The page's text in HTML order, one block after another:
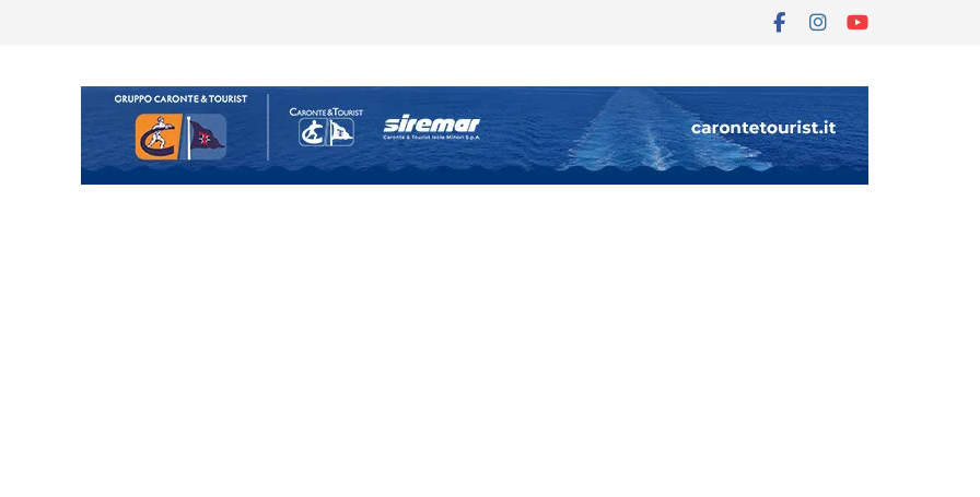
il ritiro di Cascia: intensità e
Tourè è un nuovo
il caso sul contratto del
Messina